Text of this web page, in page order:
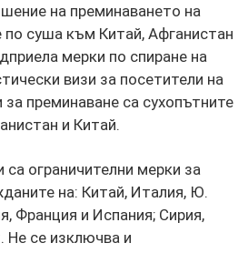
на преминаването на
по суша към Китай, Афганистан
мерки по спиране на
визи за посетители на
преминаване са сухопътните
и Китай.
са ограничителни мерки за
на: Китай, Италия, Ю.
Франция и Испания; Сирия,
Не се изключва и